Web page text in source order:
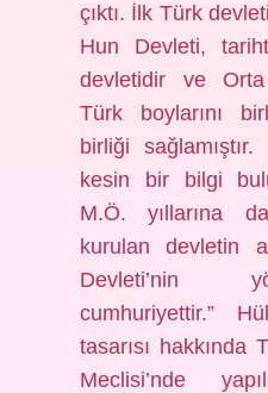
çıktı. İlk Türk
Hun Devleti,
devletidir ve Orta
Türk boylarını
birliği
kesin bir bilgi
M.Ö. yıllarına
kurulan devletin
Devleti’nin
cumhuriyettir.”
tasarısı hakkında
Meclisi’nde